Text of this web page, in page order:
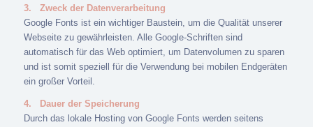
3.
Zweck der Datenverarbeitung
Google Fonts ist ein wichtiger Baustein, um die Qualität unserer
Webseite zu gewährleisten. Alle Google-Schriften sind
automatisch für das Web optimiert, um Datenvolumen zu sparen
und ist somit speziell für die Verwendung bei mobilen Endgeräten
ein großer Vorteil.
4.
Dauer der Speicherung
Durch das lokale Hosting von Google Fonts werden seitens